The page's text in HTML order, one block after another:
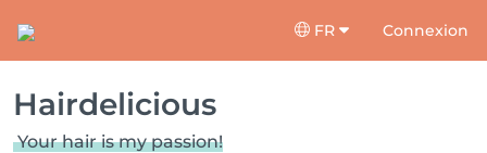
FR Connexion
Hairdelicious
Your hair is my passion!